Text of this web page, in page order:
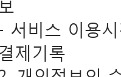
보
서비스 이용
제기록